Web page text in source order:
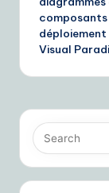
déploiement
Visual